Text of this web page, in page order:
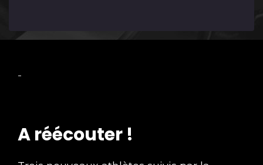
-
A réécouter !